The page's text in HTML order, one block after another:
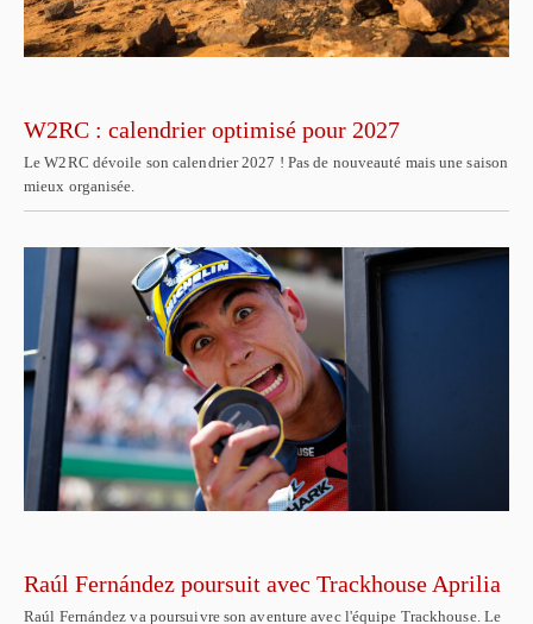
W2RC : calendrier optimisé pour 2027
Le W2RC dévoile son calendrier 2027 ! Pas de nouveauté mais une saison
mieux organisée.
Raúl Fernández poursuit avec Trackhouse Aprilia
Raúl Fernández va poursuivre son aventure avec l'équipe Trackhouse. Le